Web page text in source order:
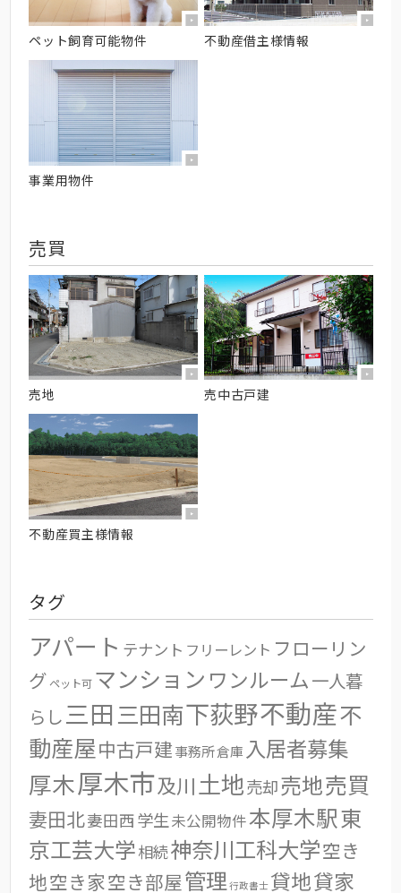
ペット飼育可能物件 不動産借主様情報
事業用物件
売買
売地 売中古戸建
不動産買主様情報
タグ
アパート テナント フリーレント フローリン
グ ペット可 マンション ワンルーム 一人暮
らし 三田 三田南下荻野不動産不
動産屋 中古戸建 事務所倉庫 入居者募集
厚木厚木市及川 土地売却売地売買
妻田北妻田西学生 未公開物件本厚木駅東
京工芸大学相続神奈川工科大学空き
地空き家空き部屋 管理 行政書士 貸地貸家